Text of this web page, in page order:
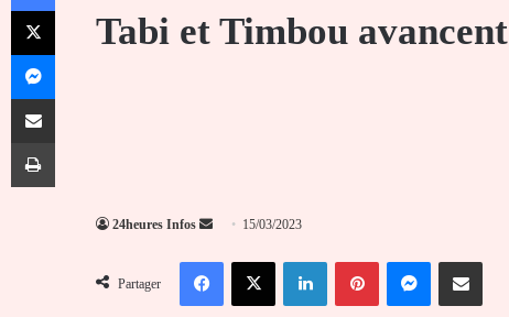
Tabi et Timbou avancent
24heures Infos
Envoyer
courriel
15/03/2023
Partager
FacebookX LinkedinPinterestMessengerPartager par email
X
Messenger
Partager par email